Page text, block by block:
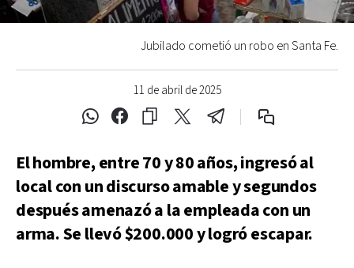
11 de abril de 2025
Jubilado cometió un robo en Santa Fe.
El hombre, entre 70 y 80 años, ingresó al
local con un discurso amable y segundos
después amenazó a la empleada con un
arma. Se llevó $200.000 y logró escapar.